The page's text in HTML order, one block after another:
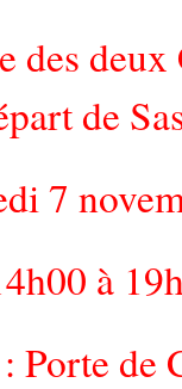
des
de
7
à
Porte de